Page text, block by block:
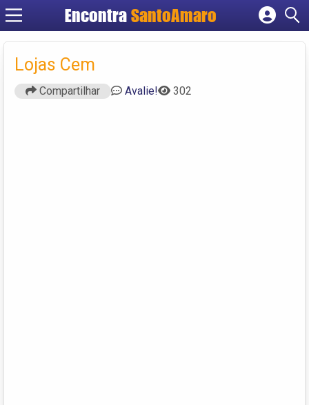
Encontra SantoAmaro
Cadastrar empresa
Lojas Cem
Compartilhar Avalie! 302